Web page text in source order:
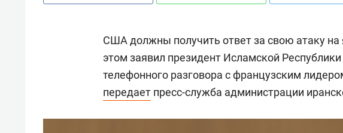
США должны получить ответ за свою атаку
этом заявил президент Исламской Республики
телефонного разговора с французским
передает пресс-служба администрации
Как ГК «МИР ГРУПП» и ВТБ
Рекомендуем
150 камер до